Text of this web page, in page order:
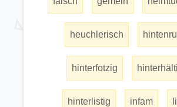
heuchlerisch
hinterfotzig
hinterlistig infam